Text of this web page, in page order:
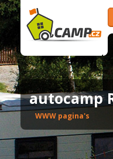
autocamp
WWW pagina's